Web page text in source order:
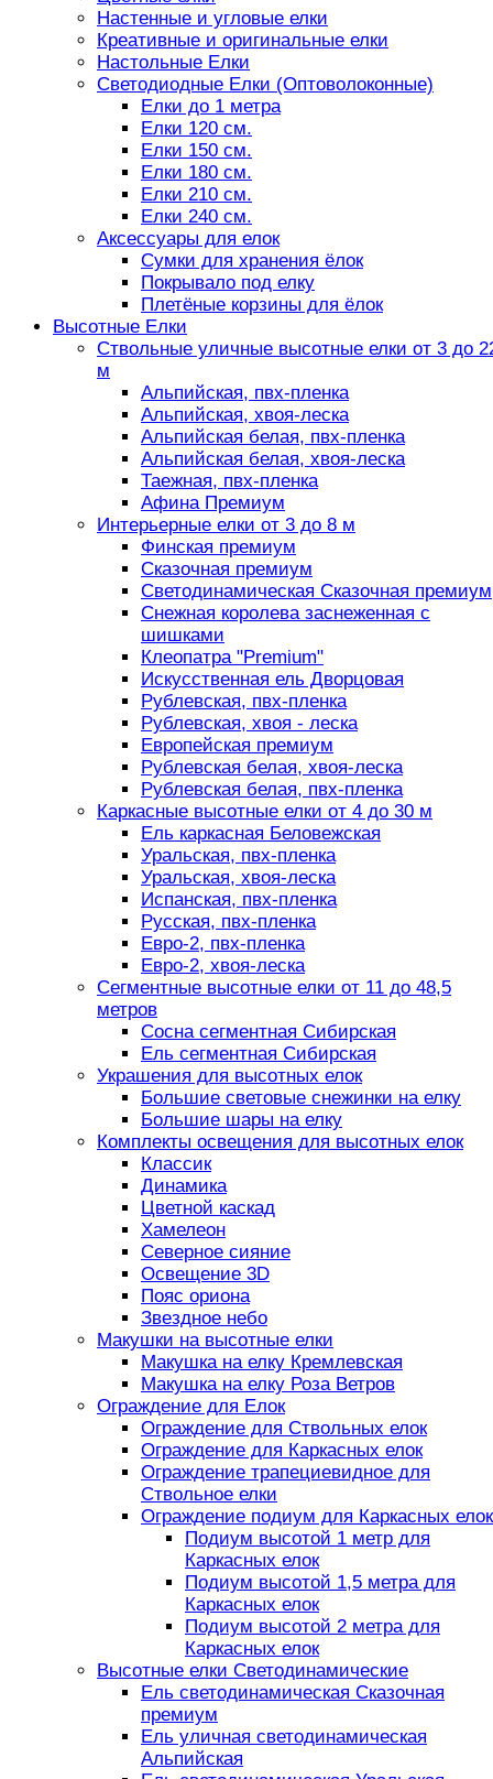
Настенные и угловые елки
Креативные и оригинальные елки
Настольные Елки
Светодиодные Елки (Оптоволоконные)
Елки до 1 метра
Елки 120 см.
Елки 150 см.
Елки 180 см.
Елки 210 см.
Елки 240 см.
Аксессуары для елок
Сумки для хранения ёлок
Покрывало под елку
Плетёные корзины для ёлок
Высотные Елки
Ствольные уличные высотные елки от 3 до
м
Альпийская, пвх-пленка
Альпийская, хвоя-леска
Альпийская белая, пвх-пленка
Альпийская белая, хвоя-леска
Таежная, пвх-пленка
Афина Премиум
Интерьерные елки от 3 до 8 м
Финская премиум
Сказочная премиум
Светодинамическая Сказочная премиум
Снежная королева заснеженная с
шишками
Клеопатра "Premium"
Искусственная ель Дворцовая
Рублевская, пвх-пленка
Рублевская, хвоя - леска
Европейская премиум
Рублевская белая, хвоя-леска
Рублевская белая, пвх-пленка
Каркасные высотные елки от 4 до 30 м
Ель каркасная Беловежская
Уральская, пвх-пленка
Уральская, хвоя-леска
Испанская, пвх-пленка
Русская, пвх-пленка
Евро-2, пвх-пленка
Евро-2, хвоя-леска
Сегментные высотные елки от 11 до 48,5
метров
Сосна сегментная Сибирская
Ель сегментная Сибирская
Украшения для высотных елок
Большие световые снежинки на елку
Большие шары на елку
Комплекты освещения для высотных елок
Классик
Динамика
Цветной каскад
Хамелеон
Северное сияние
Освещение 3D
Пояс ориона
Звездное небо
Макушки на высотные елки
Макушка на елку Кремлевская
Макушка на елку Роза Ветров
Ограждение для Елок
Ограждение для Ствольных елок
Ограждение для Каркасных елок
Ограждение трапециевидное для
Ствольное елки
Ограждение подиум для Каркасных елок
Подиум высотой 1 метр для
Каркасных елок
Подиум высотой 1,5 метра для
Каркасных елок
Подиум высотой 2 метра для
Каркасных елок
Высотные елки Светодинамические
Ель светодинамическая Сказочная
премиум
Ель уличная светодинамическая
Альпийская